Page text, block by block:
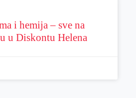
i hemija – sve na
u Diskontu Helena